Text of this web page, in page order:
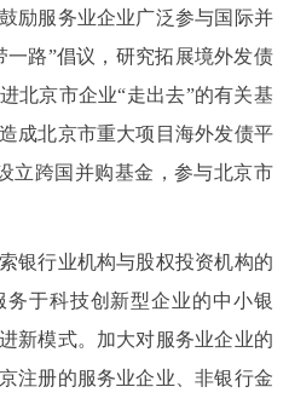
服务业企业广泛参与国际并
路”倡议，研究拓展境外发债
北京市企业“走出去”的有关基
成北京市重大项目海外发债平
立跨国并购基金，参与北京市
行业机构与股权投资机构的
于科技创新型企业的中小银
新模式。加大对服务业企业的
注册的服务业企业、非银行金